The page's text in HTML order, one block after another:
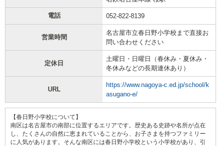
電話 052-822-8139
営業時間
名古屋市立春日野小学校まで直接お
問い合わせください
定休日
土曜日・日曜日（春休み・夏休み・
冬休みなどの長期連休あり）
URL
https://www.nagoya-c.ed.jp/school/k
asugano-e/
【春日野小学校について】
南区は名古屋市の南部に位置するエリアです。歴史ある史跡や名所が点在
し、たくさんの自然に恵まれていることから、お子さまを持つファミリー
に人気があります。そんな南区には春日野小学校という小学校があり、引